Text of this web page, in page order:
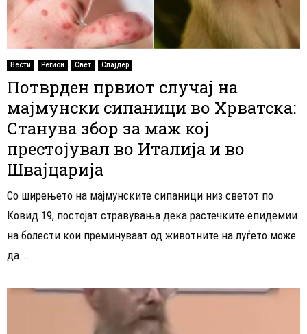
Вести Регион Свет Слајдер
Потврден првиот случај на
мајмунски сипаници во Хрватска:
Станува збор за маж кој
престојувал во Италија и во
Швајцарија
Со ширењето на мајмунските сипаници низ светот по
Ковид 19, постојат стравувања дека растечките епидемии
на болести кои преминуваат од животните на луѓето може
да...